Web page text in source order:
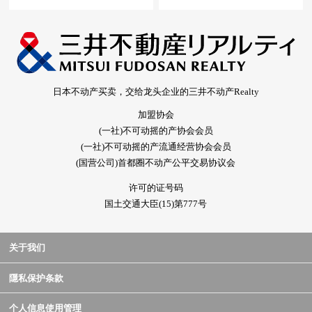
日本不动产买卖，交给龙头企业的三井不动产Realty
加盟协会
(一社)不可动摇的产协会会员
(一社)不可动摇的产流通经营协会会员
(国营公司)首都圈不动产公平交易协议会
许可的证号码
国土交通大臣(15)第777号
关于我们
隱私保护条款
个人信息使用管理